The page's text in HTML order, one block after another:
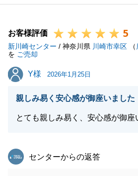
にご連絡をいただければと存じま
お客様評価 5
新川崎センター / 神奈川県 川崎市幸区 （
を ご売却
Y様
Y様 2026年1月25日
親しみ易く安心感が御座いました
とても親しみ易く、安心感が御座
東急リバブル
センターからの返答